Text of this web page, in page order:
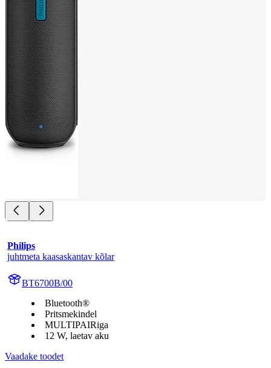
Philips
juhtmeta kaasaskantav kõlar
BT6700B/00
Bluetooth®
Pritsmekindel
MULTIPAIRiga
12 W, laetav aku
Vaadake toodet